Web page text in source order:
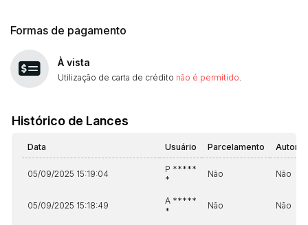
Formas de pagamento
À vista
Utilização de carta de crédito não é permitido
Histórico de Lances
Data Usuário Parcelamento
05/09/2025 15:19:04
P *****
*
Não Não
05/09/2025 15:18:49
A *****
*
Não Não